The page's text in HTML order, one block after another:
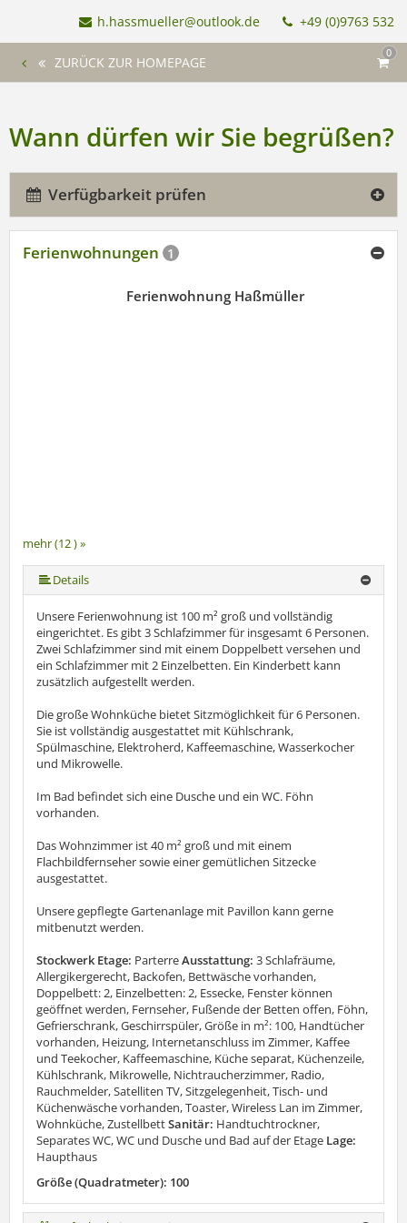
h.hassmueller@outlook.de +49 (0)9763 532
0
ZURÜCK ZUR HOMEPAGE
Wann dürfen wir Sie begrüßen?
Verfügbarkeit prüfen
Ferienwohnungen 1
mehr (12 ) »
mehr (12 ) »
mehr (12 ) »
mehr (12 ) »
mehr (12 ) »
mehr (12 ) »
mehr (12 ) »
mehr (12 ) »
mehr (12 ) »
Ferienwohnung Haßmüller
Details
Unsere Ferienwohnung ist 100 m² groß und vollständig
eingerichtet. Es gibt 3 Schlafzimmer für insgesamt 6 Personen.
Zwei Schlafzimmer sind mit einem Doppelbett versehen und
ein Schlafzimmer mit 2 Einzelbetten. Ein Kinderbett kann
zusätzlich aufgestellt werden.
Die große Wohnküche bietet Sitzmöglichkeit für 6 Personen.
Sie ist vollständig ausgestattet mit Kühlschrank,
Spülmaschine, Elektroherd, Kaffeemaschine, Wasserkocher
und Mikrowelle.
Im Bad befindet sich eine Dusche und ein WC. Föhn
vorhanden.
Das Wohnzimmer ist 40 m² groß und mit einem
Flachbildfernseher sowie einer gemütlichen Sitzecke
ausgestattet.
Unsere gepflegte Gartenanlage mit Pavillon kann gerne
mitbenutzt werden.
Stockwerk Etage: ParterreAusstattung: 3 Schlafräume,
Allergikergerecht, Backofen, Bettwäsche vorhanden,
Doppelbett: 2, Einzelbetten: 2, Essecke, Fenster können
geöffnet werden, Fernseher, Fußende der Betten offen, Föhn,
Gefrierschrank, Geschirrspüler, Größe in m²: 100, Handtücher
vorhanden, Heizung, Internetanschluss im Zimmer, Kaffee
und Teekocher, Kaffeemaschine, Küche separat, Küchenzeile,
Kühlschrank, Mikrowelle, Nichtraucherzimmer, Radio,
Rauchmelder, Satelliten TV, Sitzgelegenheit, Tisch- und
Küchenwäsche vorhanden, Toaster, Wireless Lan im Zimmer,
Wohnküche, ZustellbettSanitär: Handtuchtrockner,
Separates WC, WC und Dusche und Bad auf der Etage Lage:
Haupthaus
Größe (Quadratmeter): 100